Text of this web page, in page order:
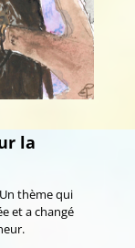
la
thème qui
et a changé